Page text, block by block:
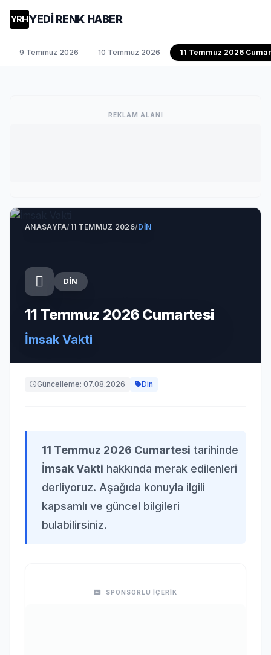
YRHYEDİ RENK HABER
9 Temmuz 2026 10 Temmuz 2026 11 Temmuz 2026
REKLAM ALANI
ANASAYFA/11 TEMMUZ 2026/DIN
DIN
11 Temmuz 2026 Cumartesi
İmsak Vakti
Güncelleme: 07.08.2026 Din
11 Temmuz 2026 Cumartesi tarihinde
İmsak Vakti hakkında merak edilenleri
derliyoruz. Aşağıda konuyla ilgili
kapsamlı ve güncel bilgileri
bulabilirsiniz.
SPONSORLU İÇERİK